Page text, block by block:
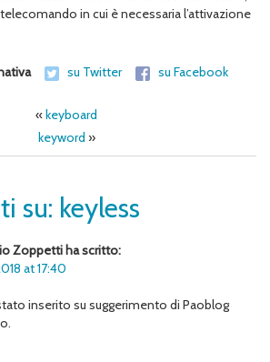
in cui è necessaria l’attivazione
su Twitter
su Facebook
« keyboard
keyword »
su: keyless
Zoppetti ha scritto:
at 17:40
inserito su suggerimento di Paoblog